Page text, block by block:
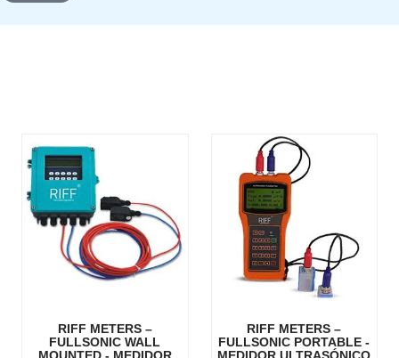
RIFF METERS –
FULLSONIC WALL
MOUNTED - MEDIDOR
RIFF METERS –
FULLSONIC PORTABLE -
MEDIDOR ULTRASÓNICO